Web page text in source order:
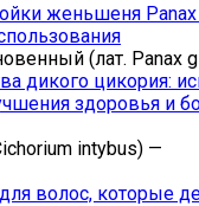
женьшеня
(лат. Panax
дикого цикория:
здоровья и
intybus) —
волос, которые